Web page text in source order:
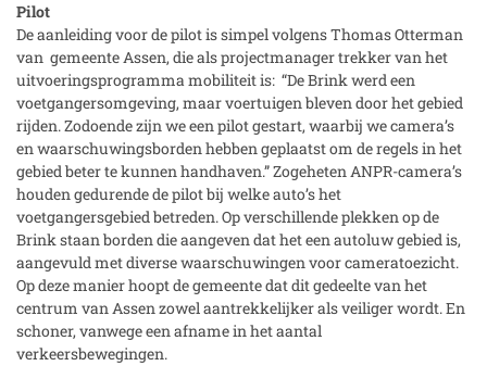
Pilot
De aanleiding voor de pilot is simpel volgens Thomas Otterman
van gemeente Assen, die als projectmanager trekker van het
uitvoeringsprogramma mobiliteit is: “De Brink werd een
voetgangersomgeving, maar voertuigen bleven door het gebied
rijden. Zodoende zijn we een pilot gestart, waarbij we camera’s
en waarschuwingsborden hebben geplaatst om de regels in het
gebied beter te kunnen handhaven.” Zogeheten ANPR-camera’s
houden gedurende de pilot bij welke auto’s het
voetgangersgebied betreden. Op verschillende plekken op de
Brink staan borden die aangeven dat het een autoluw gebied is,
aangevuld met diverse waarschuwingen voor cameratoezicht.
Op deze manier hoopt de gemeente dat dit gedeelte van het
centrum van Assen zowel aantrekkelijker als veiliger wordt. En
schoner, vanwege een afname in het aantal
verkeersbewegingen.